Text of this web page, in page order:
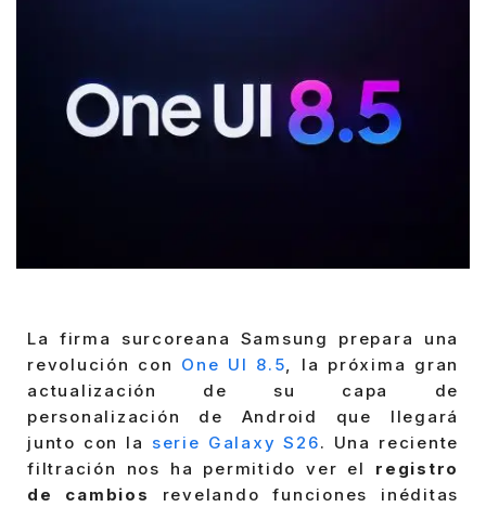
La firma surcoreana Samsung prepara una
revolución con One UI 8.5, la próxima gran
actualización de su capa de
personalización de Android que llegará
junto con la serie Galaxy S26. Una reciente
filtración nos ha permitido ver el registro
de cambios
revelando funciones inéditas